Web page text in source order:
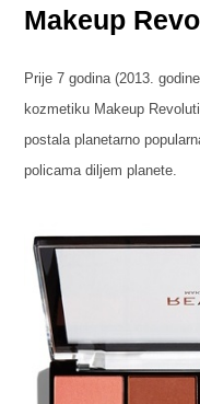
Makeup
Prije 7 godina (2013.
kozmetiku Makeup
postala planetarno
policama diljem planete.